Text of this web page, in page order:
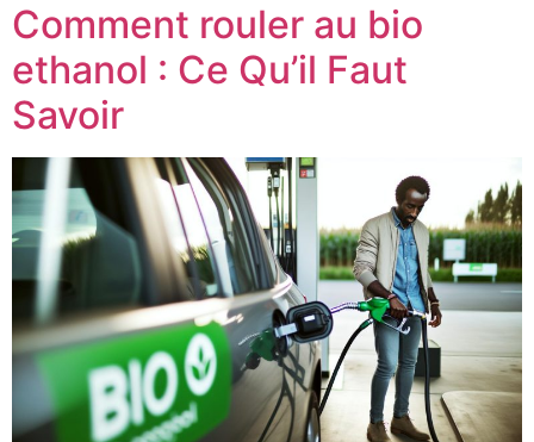
Comment rouler au bio
ethanol : Ce Qu’il Faut
Savoir